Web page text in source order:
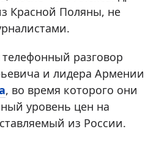
Красной Поляны, не
телефонный разговор
и лидера Армении
, во время которого они
уровень цен на
из России.